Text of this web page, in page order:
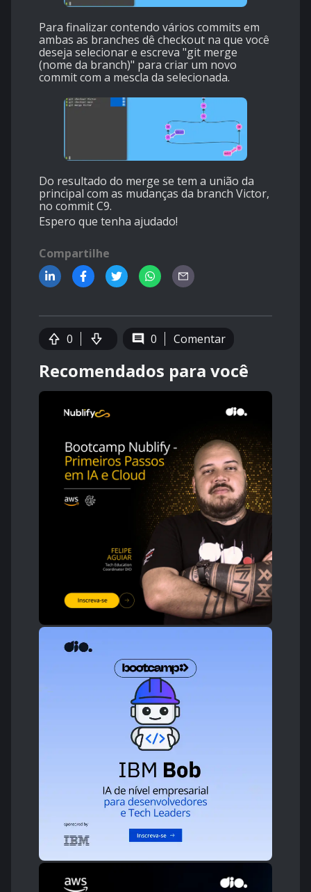
Para finalizar contendo vários commits em
ambas as branches dê checkout na que você
deseja selecionar e escreva "git merge
(nome da branch)" para criar um novo
commit com a mescla da selecionada.
Do resultado do merge se tem a união da
principal com as mudanças da branch Victor,
no commit C9.
Espero que tenha ajudado!
Compartilhe
0 0 Comentar
Recomendados para você